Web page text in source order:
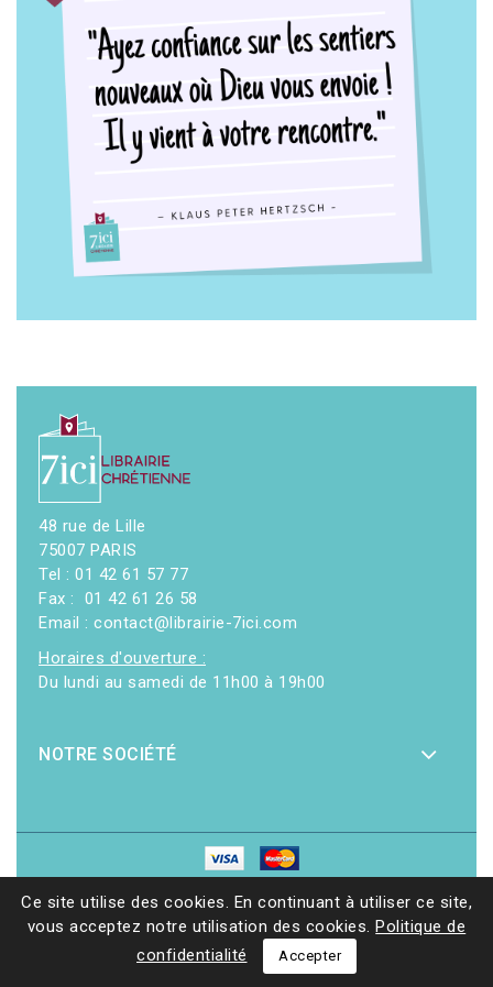
48 rue de Lille
75007 PARIS
Tel : 01 42 61 57 77
Fax : 01 42 61 26 58
Email : contact@librairie-7ici.com
Horaires d'ouverture :
Du lundi au samedi de 11h00 à 19h00
NOTRE SOCIÉTÉ
Ce site utilise des cookies. En continuant à utiliser ce site,
vous acceptez notre utilisation des cookies. Politique de
confidentialité
Accepter
© 2026 - Librairie 7ici| Site web réalisé par Ethicweb